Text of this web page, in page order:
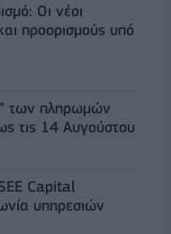
Οι νέοι
προορισμούς υπό
των πληρωμών
τις 14 Αυγούστου
Capital
υπηρεσιών